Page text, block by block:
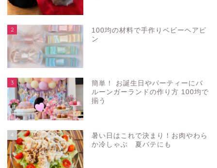
2
100均の材料で手作りベビーヘアピ
ン
3
簡単！ お誕生日やパーティーにバ
ルーンガーランドの作り方 100均で
揃う
4
暑い日はこれで決まり！お肉やわら
か冷しゃぶ 夏バテにも